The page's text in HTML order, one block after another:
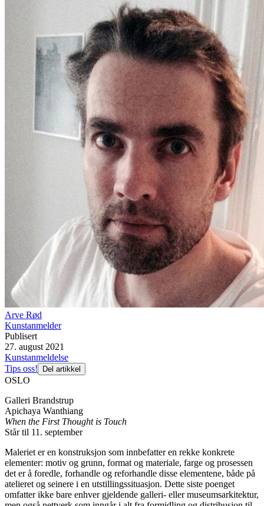
Arve Rød
Kunstanmelder
Publisert
27. august 2021
Kunstanmeldelse
Tips oss!
Del artikkel
OSLO
Galleri Brandstrup
Apichaya Wanthiang
When the First Thought is Touch
Står til 11. september
Maleriet er en konstruksjon som innbefatter en rekke konkrete
elementer: motiv og grunn, format og materiale, farge og prosessen
det er å foredle, forhandle og reforhandle disse elementene, både på
atelieret og seinere i en utstillingssituasjon. Dette siste poenget
omfatter ikke bare enhver gjeldende galleri- eller museumsarkitektur,